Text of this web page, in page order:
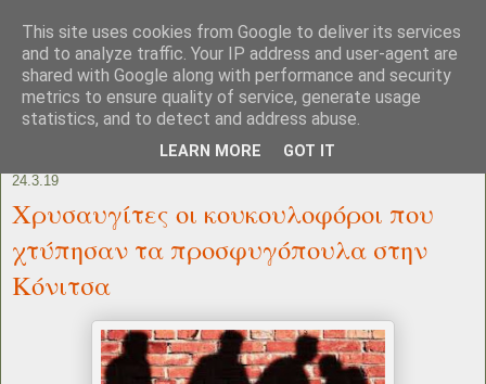
24.3.19
Χρυσαυγίτες οι κουκουλοφόροι που
χτύπησαν τα προσφυγόπουλα στην
Κόνιτσα
This site uses cookies from Google to deliver its services
and to analyze traffic. Your IP address and user-agent are
shared with Google along with performance and security
metrics to ensure quality of service, generate usage
statistics, and to detect and address abuse.
LEARN MORE GOT IT